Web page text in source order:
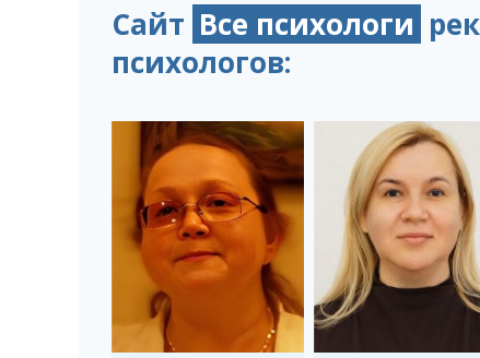
Сайт Все психологи
психологов: